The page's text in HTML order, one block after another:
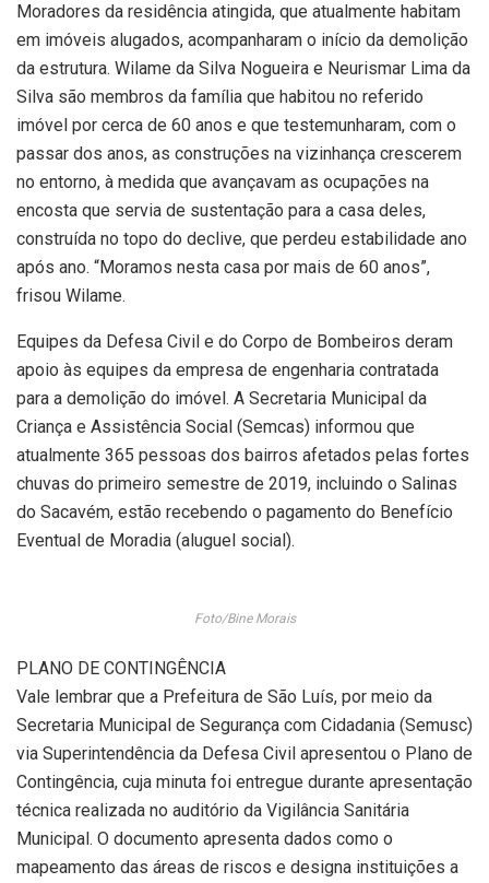
Moradores da residência atingida, que atualmente habitam
em imóveis alugados, acompanharam o início da demolição
da estrutura. Wilame da Silva Nogueira e Neurismar Lima da
Silva são membros da família que habitou no referido
imóvel por cerca de 60 anos e que testemunharam, com o
passar dos anos, as construções na vizinhança crescerem
no entorno, à medida que avançavam as ocupações na
encosta que servia de sustentação para a casa deles,
construída no topo do declive, que perdeu estabilidade ano
após ano. “Moramos nesta casa por mais de 60 anos”,
frisou Wilame.
Equipes da Defesa Civil e do Corpo de Bombeiros deram
apoio às equipes da empresa de engenharia contratada
para a demolição do imóvel. A Secretaria Municipal da
Criança e Assistência Social (Semcas) informou que
atualmente 365 pessoas dos bairros afetados pelas fortes
chuvas do primeiro semestre de 2019, incluindo o Salinas
do Sacavém, estão recebendo o pagamento do Benefício
Eventual de Moradia (aluguel social).
Foto/Bine Morais
PLANO DE CONTINGÊNCIA
Vale lembrar que a Prefeitura de São Luís, por meio da
Secretaria Municipal de Segurança com Cidadania (Semusc)
via Superintendência da Defesa Civil apresentou o Plano de
Contingência, cuja minuta foi entregue durante apresentação
técnica realizada no auditório da Vigilância Sanitária
Municipal. O documento apresenta dados como o
mapeamento das áreas de riscos e designa instituições a